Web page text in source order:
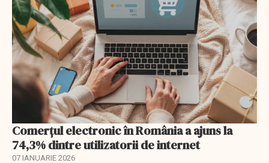
Comerțul electronic în România a ajuns la
74,3% dintre utilizatorii de internet
07 IANUARIE 2026